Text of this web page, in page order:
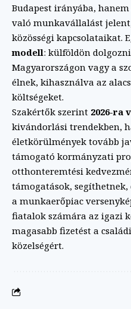
Budapest irányába,
való munkavállalást
közösségi kapcsolataikat.
modell: külföldön
Magyarországon vagy a
élnek, kihasználva az
költségeket.
Szakértők szerint 2026-ra
kivándorlási trendekben,
életkörülmények tovább
támogató kormányzati
otthonteremtési
támogatások,
a munkaerőpiac
fiatalok számára az igazi
magasabb fizetést a
közelségért.